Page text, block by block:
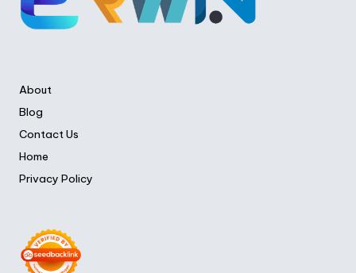
About
Blog
Contact Us
Home
Privacy Policy